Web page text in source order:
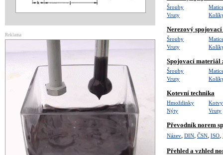
Reklama
Šrouby
Vruty
Nerezový
Šrouby
Vruty
Spojovací materiál
Šrouby
Vruty
Kotevní technika
Hmoždinky
Kotvy
Nýty
Vruty
Převodník norem
Název, DIN, ČSN, ISO,
Přehled a vzhled